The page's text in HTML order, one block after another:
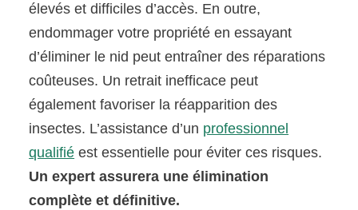
élevés et difficiles d’accès. En outre,
endommager votre propriété en essayant
d’éliminer le nid peut entraîner des réparations
coûteuses. Un retrait inefficace peut
également favoriser la réapparition des
insectes. L’assistance d’un professionnel
qualifié est essentielle pour éviter ces risques.
Un expert assurera une élimination
complète et définitive.